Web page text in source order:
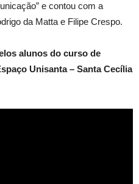
e contou com a
da Matta e Filipe Crespo.
alunos do curso de
Unisanta – Santa Cecília